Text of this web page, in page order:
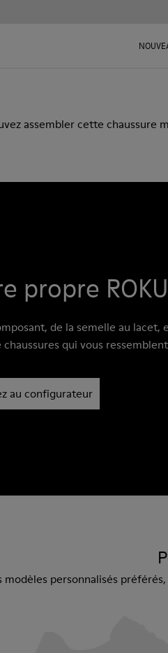
assembler cette chaussure
propre ROKU
de la semelle au lacet,
qui vous
au configurateur
personnalisés